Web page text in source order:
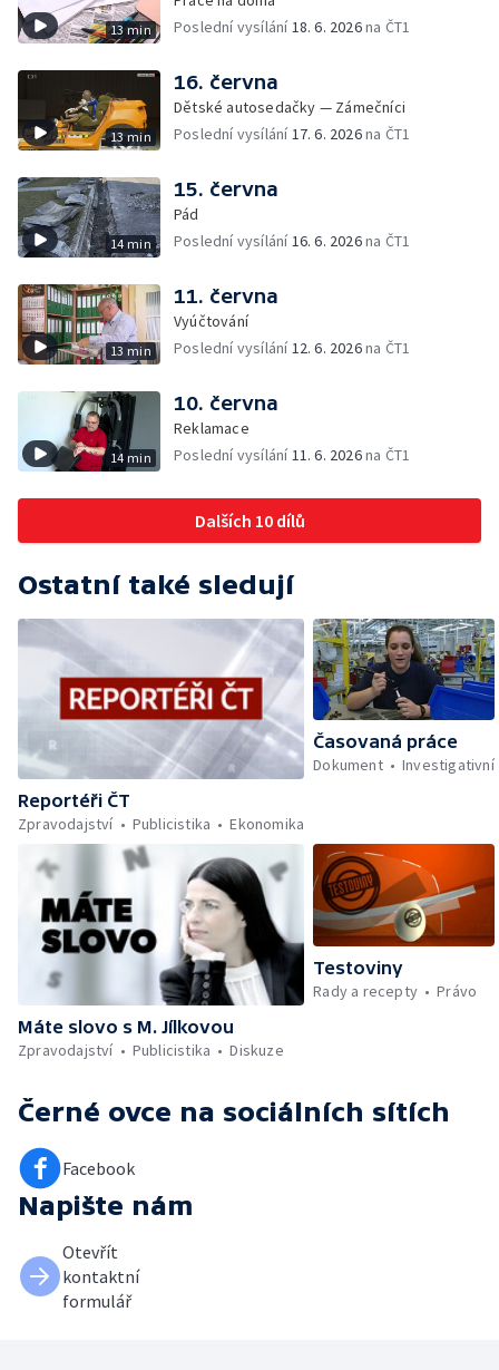
13 min
Poslední vysílání 18. 6. 2026na ČT1
13 min
16. června
Dětské autosedačky — Zámečníci
Poslední vysílání 17. 6. 2026na ČT1
14 min
15. června
Pád
Poslední vysílání 16. 6. 2026na ČT1
13 min
11. června
Vyúčtování
Poslední vysílání 12. 6. 2026na ČT1
14 min
10. června
Reklamace
Poslední vysílání 11. 6. 2026na ČT1
Dalších 10 dílů
Ostatní také sledují
Reportéři ČT
Zpravodajství
Publicistika Ekonomika
Časovaná práce
Dokument
Investigativní
Máte slovo s M. Jílkovou
Zpravodajství
Publicistika Diskuze
Testoviny
Rady a recepty
Právo
Černé ovce na sociálních sítích
Facebook
Napište nám
Otevřít
kontaktní
formulář